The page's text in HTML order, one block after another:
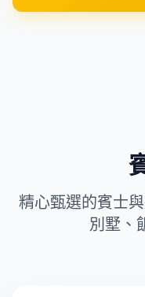
精心甄選的賓士
別墅、